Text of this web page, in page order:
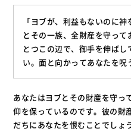
「ヨブが、利益もないのに
とその一族、全財産を守っ
とつこの辺で、御手を伸ば
い。面と向かってあなたを呪
あなたはヨブとその財産を守っ
仰を保っているのです。彼の財
だちにあなたを恨むことでしょ